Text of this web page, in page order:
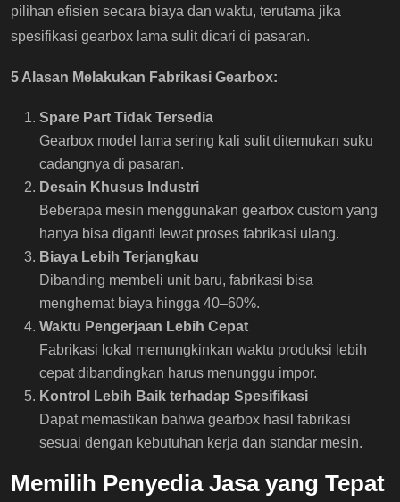
pilihan efisien secara biaya dan waktu, terutama jika
spesifikasi gearbox lama sulit dicari di pasaran.
5 Alasan Melakukan Fabrikasi Gearbox:
Spare Part Tidak Tersedia
Gearbox model lama sering kali sulit ditemukan suku
cadangnya di pasaran.
Desain Khusus Industri
Beberapa mesin menggunakan gearbox custom yang
hanya bisa diganti lewat proses fabrikasi ulang.
Biaya Lebih Terjangkau
Dibanding membeli unit baru, fabrikasi bisa
menghemat biaya hingga 40–60%.
Waktu Pengerjaan Lebih Cepat
Fabrikasi lokal memungkinkan waktu produksi lebih
cepat dibandingkan harus menunggu impor.
Kontrol Lebih Baik terhadap Spesifikasi
Dapat memastikan bahwa gearbox hasil fabrikasi
sesuai dengan kebutuhan kerja dan standar mesin.
Memilih Penyedia Jasa yang Tepat